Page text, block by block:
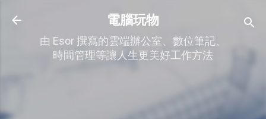
跳到主要內容
電腦玩物
由 Esor 撰寫的雲端辦公室、數位筆記、
時間管理等讓人生更美好工作方法